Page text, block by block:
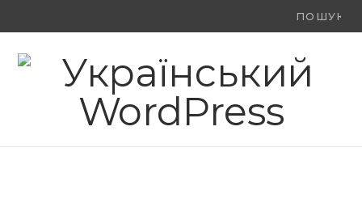
Ви
F X
(
Y
o